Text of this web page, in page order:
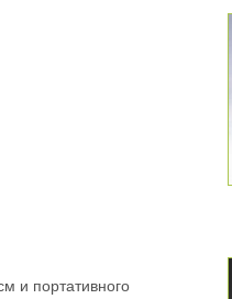
и портативного